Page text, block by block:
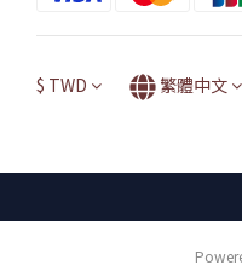
$ TWD 繁體中文